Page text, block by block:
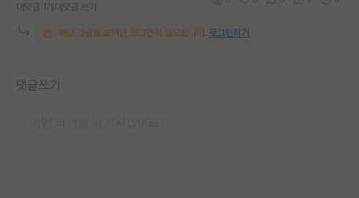
대댓글 1개 대댓글 쓰기
해당 댓글을 보려면 로그인이 필요합니다. 로그인하기
댓글쓰기